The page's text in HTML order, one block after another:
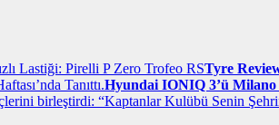
Tyre
Hyundai IONIQ 3’ü Milano